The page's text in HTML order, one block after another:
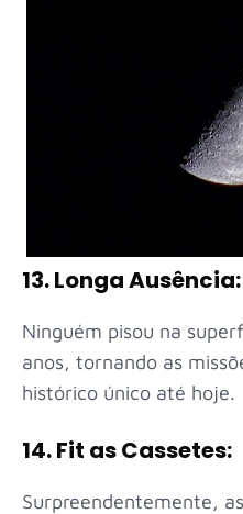
13. Longa Ausência:
Ninguém pisou na
anos, tornando as
histórico único até hoje.
14. Fit as Cassetes:
Surpreendentemente,